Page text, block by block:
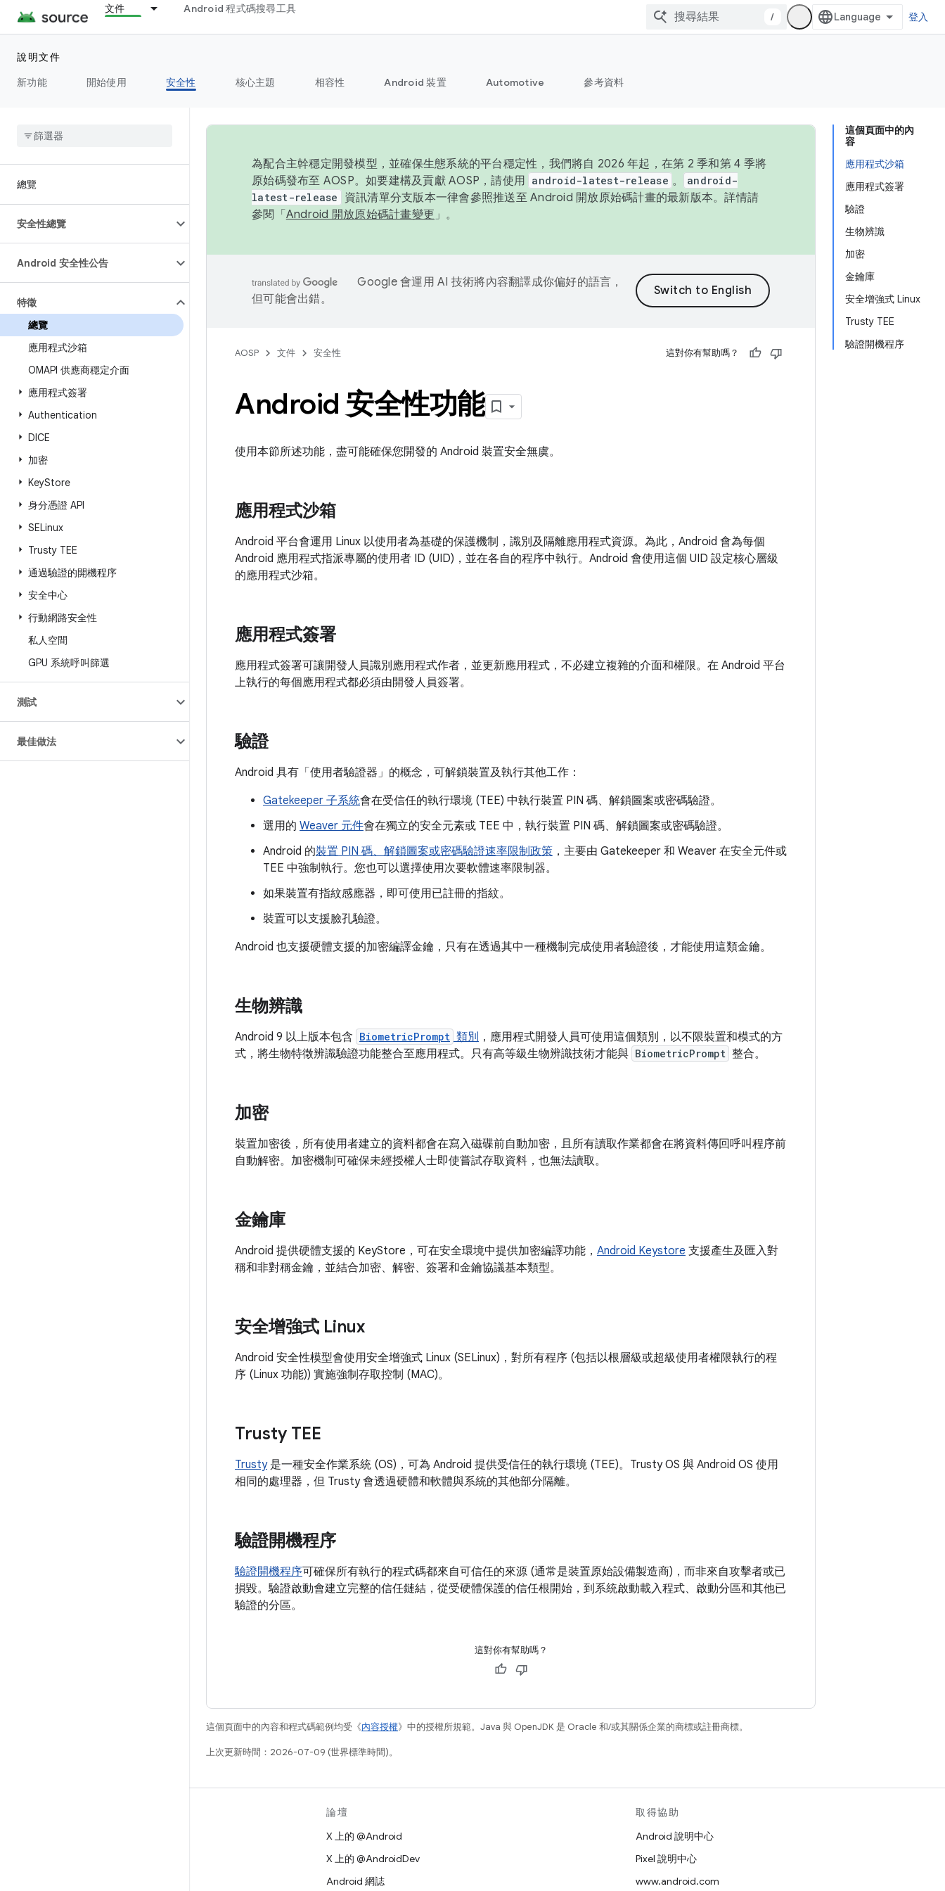
文件 Android 程式碼搜尋工具
/ 登入
說明文件
新功能
開始使用 安全性 核心主題 相容性 Android 裝置 Automotive 參考資料
總覽
安全性總覽
Android 安全性公告
特徵
總覽
應用程式沙箱
OMAPI 供應商穩定介面
應用程式簽署
Authentication
DICE
加密
KeyStore
身分憑證 API
SELinux
Trusty TEE
通過驗證的開機程序
安全中心
行動網路安全性
私人空間
GPU 系統呼叫篩選
測試
最佳做法
這個頁面中的內
容
應用程式沙箱
應用程式簽署
驗證
生物辨識
加密
金鑰庫
安全增強式 Linux
Trusty TEE
驗證開機程序
為配合主幹穩定開發模型，並確保生態系統的平台穩定性，我們將自 2026 年起，在第 2 季和第 4 季將
原始碼發布至 AOSP。如要建構及貢獻 AOSP，請使用 android-latest-release 。
android-
latest-release
資訊清單分支版本一律會參照推送至 Android 開放原始碼計畫的最新版本。詳情請
參閱「 Android 開放原始碼計畫變更 」。
Google 會運用 AI 技術將內容翻譯成你偏好的語言，
但可能會出錯。
AOSP 文件 安全性 這對你有幫助嗎？
Android 安全性功能
使用本節所述功能，盡可能確保您開發的 Android 裝置安全無虞。
應用程式沙箱
Android 平台會運用 Linux 以使用者為基礎的保護機制，識別及隔離應用程式資源。為此，Android 會為每個
Android 應用程式指派專屬的使用者 ID (UID)，並在各自的程序中執行。Android 會使用這個 UID 設定核心層級
的應用程式沙箱。
應用程式簽署
應用程式簽署可讓開發人員識別應用程式作者，並更新應用程式，不必建立複雜的介面和權限。在 Android 平台
上執行的每個應用程式都必須由開發人員簽署。
驗證
Android 具有「使用者驗證器」 的概念，可解鎖裝置及執行其他工作：
Gatekeeper 子系統會在受信任的執行環境 (TEE) 中執行裝置 PIN 碼、解鎖圖案或密碼驗證。
選用的 Weaver 元件會在獨立的安全元素或 TEE 中，執行裝置 PIN 碼、解鎖圖案或密碼驗證。
Android 的裝置 PIN 碼、解鎖圖案或密碼驗證速率限制政策 ，主要由 Gatekeeper 和 Weaver 在安全元件或
TEE 中強制執行。您也可以選擇使用次要軟體速率限制器。
如果裝置有指紋感應器，即可使用已註冊的指紋。
裝置可以支援臉孔驗證。
Android 也支援硬體支援的加密編譯金鑰，只有在透過其中一種機制完成使用者驗證後，才能使用這類金鑰。
生物辨識
Android 9 以上版本包含 BiometricPrompt 類別 ，應用程式開發人員可使用這個類別，以不限裝置和模式的方
式，將生物特徵辨識驗證功能整合至應用程式。只有高等級生物辨識技術才能與 BiometricPrompt 整合。
加密
裝置加密後，所有使用者建立的資料都會在寫入磁碟前自動加密，且所有讀取作業都會在將資料傳回呼叫程序前
自動解密。加密機制可確保未經授權人士即使嘗試存取資料，也無法讀取。
金鑰庫
Android 提供硬體支援的 KeyStore，可在安全環境中提供加密編譯功能， Android Keystore 支援產生及匯入對
稱和非對稱金鑰，並結合加密、解密、簽署和金鑰協議基本類型。
安全增強式 Linux
Android 安全性模型會使用安全增強式 Linux (SELinux)，對所有程序 (包括以根層級或超級使用者權限執行的程
序 (Linux 功能)) 實施強制存取控制 (MAC)。
Trusty TEE
Trusty是一種安全作業系統 (OS)，可為 Android 提供受信任的執行環境 (TEE)。Trusty OS 與 Android OS 使用
相同的處理器，但 Trusty 會透過硬體和軟體與系統的其他部分隔離。
驗證開機程序
驗證開機程序可確保所有執行的程式碼都來自可信任的來源 (通常是裝置原始設備製造商)，而非來自攻擊者或已
損毀。驗證啟動會建立完整的信任鏈結，從受硬體保護的信任根開始，到系統啟動載入程式、啟動分區和其他已
驗證的分區。
這對你有幫助嗎？
這個頁面中的內容和程式碼範例均受《內容授權》中的授權所規範。Java 與 OpenJDK 是 Oracle 和/或其關係企業的商標或註冊商標。
上次更新時間：2026-07-09 (世界標準時間)。
論壇
X 上的 @Android
X 上的 @AndroidDev
Android 網誌
取得協助
Android 說明中心
Pixel 說明中心
www.android.com